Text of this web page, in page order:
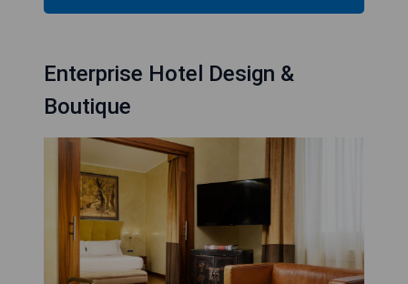
Enterprise Hotel Design &
Boutique